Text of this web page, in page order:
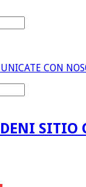
CON
SITIO